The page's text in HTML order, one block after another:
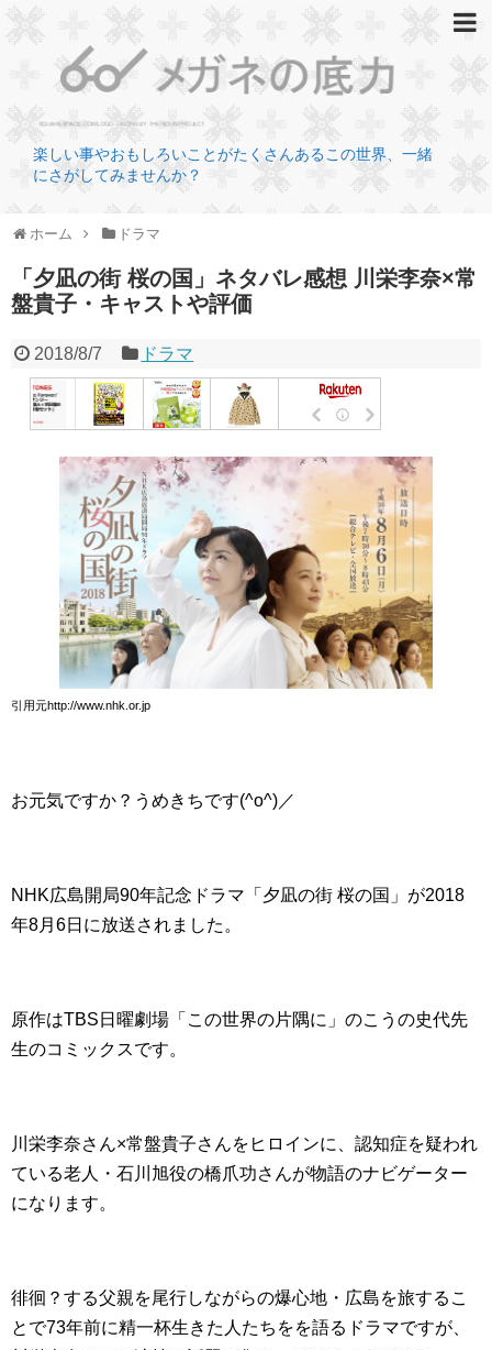
楽しい事やおもしろいことがたくさんあるこの世界、一緒
にさがしてみませんか？
ホーム ドラマ
「夕凪の街 桜の国」ネタバレ感想 川栄李奈×常
盤貴子・キャストや評価
2018/8/7 ドラマ
引用元http://www.nhk.or.jp
お元気ですか？うめきちです(^o^)／
NHK広島開局90年記念ドラマ「夕凪の街 桜の国」が2018
年8月6日に放送されました。
原作はTBS日曜劇場「この世界の片隅に」のこうの史代先
生のコミックスです。
川栄李奈さん×常盤貴子さんをヒロインに、認知症を疑われ
ている老人・石川旭役の橋爪功さんが物語のナビゲーター
になります。
徘徊？する父親を尾行しながらの爆心地・広島を旅するこ
とで73年前に精一杯生きた人たちをを語るドラマですが、